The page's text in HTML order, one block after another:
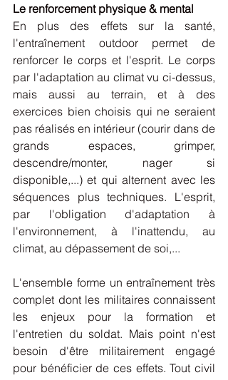
Le renforcement physique & mental
En plus des effets sur la santé,
l'entraînement outdoor permet de
renforcer le corps et l'esprit. Le corps
par l'adaptation au climat vu ci-dessus,
mais aussi au terrain, et à des
exercices bien choisis qui ne seraient
pas réalisés en intérieur (courir dans de
grands espaces, grimper,
descendre/monter, nager si
disponible,...) et qui alternent avec les
séquences plus techniques. L'esprit,
par l'obligation d'adaptation à
l'environnement, à l'inattendu, au
climat, au dépassement de soi,...
L'ensemble forme un entraînement très
complet dont les militaires connaissent
les enjeux pour la formation et
l'entretien du soldat. Mais point n'est
besoin d'être militairement engagé
pour bénéficier de ces effets. Tout civil